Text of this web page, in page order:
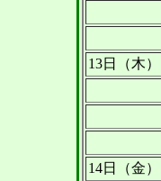
13日（木）
14日（金）